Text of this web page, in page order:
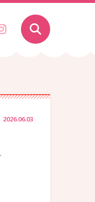
2026.06.03